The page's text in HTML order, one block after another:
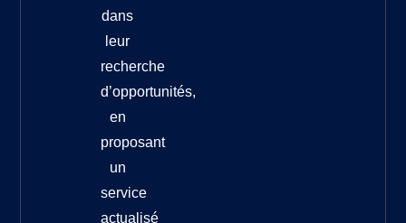
dans
leur
recherche
d’opportunités,
en
proposant
un
service
actualisé